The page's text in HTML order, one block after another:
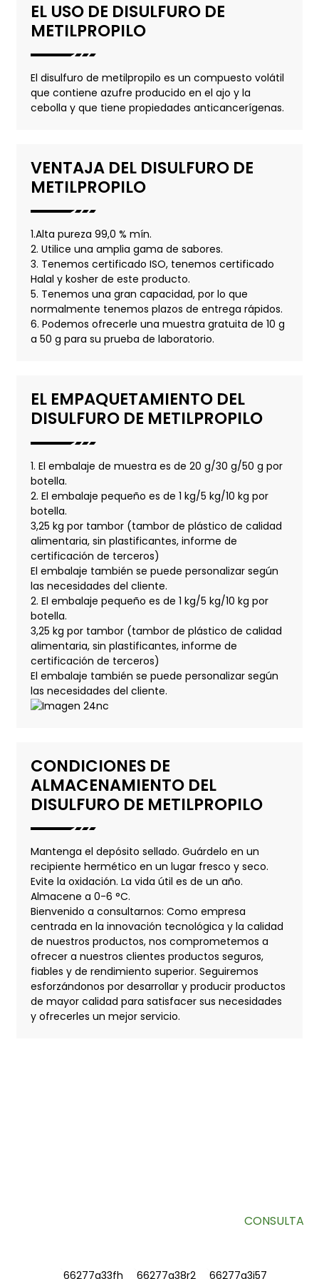
EL USO DE DISULFURO DE
METILPROPILO
El disulfuro de metilpropilo es un compuesto volátil
que contiene azufre producido en el ajo y la
cebolla y que tiene propiedades anticancerígenas.
VENTAJA DEL DISULFURO DE
METILPROPILO
1.Alta pureza 99,0 % mín.
2. Utilice una amplia gama de sabores.
3. Tenemos certificado ISO, tenemos certificado
Halal y kosher de este producto.
5. Tenemos una gran capacidad, por lo que
normalmente tenemos plazos de entrega rápidos.
6. Podemos ofrecerle una muestra gratuita de 10 g
a 50 g para su prueba de laboratorio.
EL EMPAQUETAMIENTO DEL
DISULFURO DE METILPROPILO
1. El embalaje de muestra es de 20 g/30 g/50 g por
botella.
2. El embalaje pequeño es de 1 kg/5 kg/10 kg por
botella.
3,25 kg por tambor (tambor de plástico de calidad
alimentaria, sin plastificantes, informe de
certificación de terceros)
El embalaje también se puede personalizar según
las necesidades del cliente.
2. El embalaje pequeño es de 1 kg/5 kg/10 kg por
botella.
3,25 kg por tambor (tambor de plástico de calidad
alimentaria, sin plastificantes, informe de
certificación de terceros)
El embalaje también se puede personalizar según
las necesidades del cliente.
CONDICIONES DE
ALMACENAMIENTO DEL
DISULFURO DE METILPROPILO
Mantenga el depósito sellado. Guárdelo en un
recipiente hermético en un lugar fresco y seco.
Evite la oxidación. La vida útil es de un año.
Almacene a 0-6 °C.
Bienvenido a consultarnos: Como empresa
centrada en la innovación tecnológica y la calidad
de nuestros productos, nos comprometemos a
ofrecer a nuestros clientes productos seguros,
fiables y de rendimiento superior. Seguiremos
esforzándonos por desarrollar y producir productos
de mayor calidad para satisfacer sus necesidades
y ofrecerles un mejor servicio.
CONSULTA